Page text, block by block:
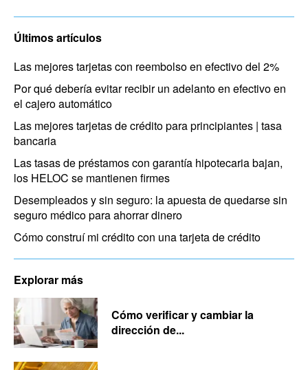
Últimos artículos
Las mejores tarjetas con reembolso en efectivo del 2%
Por qué debería evitar recibir un adelanto en efectivo en
el cajero automático
Las mejores tarjetas de crédito para principiantes | tasa
bancaria
Las tasas de préstamos con garantía hipotecaria bajan,
los HELOC se mantienen firmes
Desempleados y sin seguro: la apuesta de quedarse sin
seguro médico para ahorrar dinero
Cómo construí mi crédito con una tarjeta de crédito
Explorar más
Cómo verificar y cambiar la
dirección de...